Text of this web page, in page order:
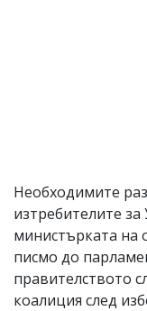
Необходимите
изтребителите
министърката на
писмо до
правителството
коалиция след